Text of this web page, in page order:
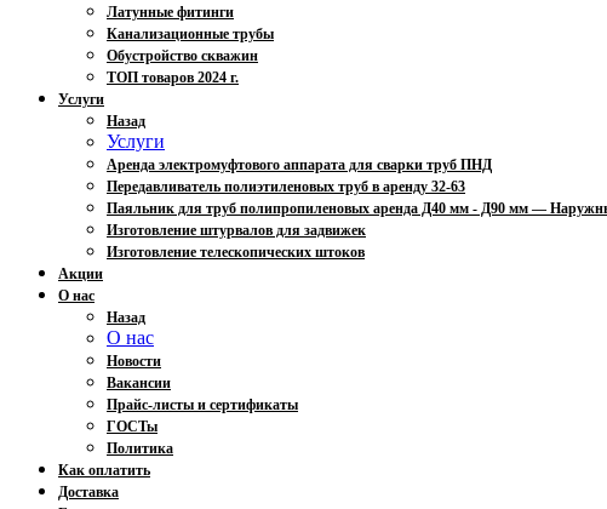
Латунные фитинги
Канализационные трубы
Обустройство скважин
ТОП товаров 2024 г.
Услуги
Назад
Услуги
Аренда электромуфтового аппарата для сварки труб ПНД
Передавливатель полиэтиленовых труб в аренду 32-63
Паяльник для труб полипропиленовых аренда Д40 мм - Д90 мм —
Изготовление штурвалов для задвижек
Изготовление телескопических штоков
Акции
О нас
Назад
О нас
Новости
Вакансии
Прайс-листы и сертификаты
ГОСТы
Политика
Как оплатить
Доставка